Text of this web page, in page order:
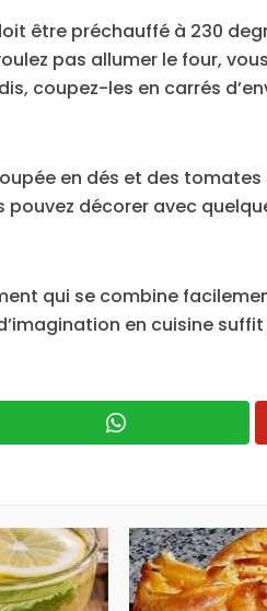
être préchauffé à 230
pas allumer le four,
coupez-les en carrés
en dés et des tomates
pouvez décorer avec
qui se combine
en cuisine